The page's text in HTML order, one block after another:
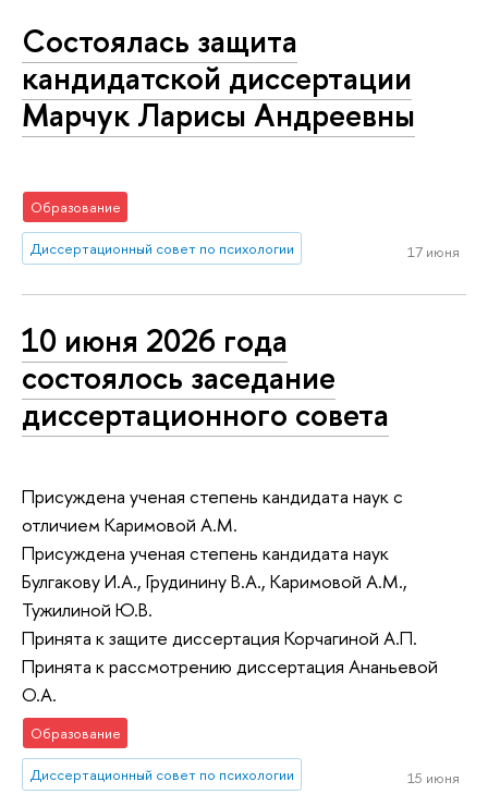
Состоялась защита
кандидатской диссертации
Марчук Ларисы Андреевны
Образование
Диссертационный совет по психологии 17 июня
10 июня 2026 года
состоялось заседание
диссертационного совета
Присуждена ученая степень кандидата наук с
отличием Каримовой А.М.
Присуждена ученая степень кандидата наук
Булгакову И.А., Грудинину В.А., Каримовой А.М.,
Тужилиной Ю.В.
Принята к защите диссертация Корчагиной А.П.
Принята к рассмотрению диссертация Ананьевой
О.А.
Образование
Диссертационный совет по психологии 15 июня